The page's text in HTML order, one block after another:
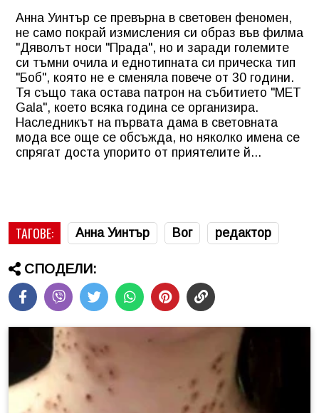
Анна Уинтър се превърна в световен феномен,
не само покрай измисления си образ във филма
"Дяволът носи "Прада", но и заради големите
си тъмни очила и еднотипната си прическа тип
"Боб", която не е сменяла повече от 30 години.
Тя също така остава патрон на събитието "MET
Gala", което всяка година се организира.
Наследникът на първата дама в световната
мода все още се обсъжда, но няколко имена се
спрягат доста упорито от приятелите й...
ТАГОВЕ: Анна Уинтър Вог редактор
СПОДЕЛИ: